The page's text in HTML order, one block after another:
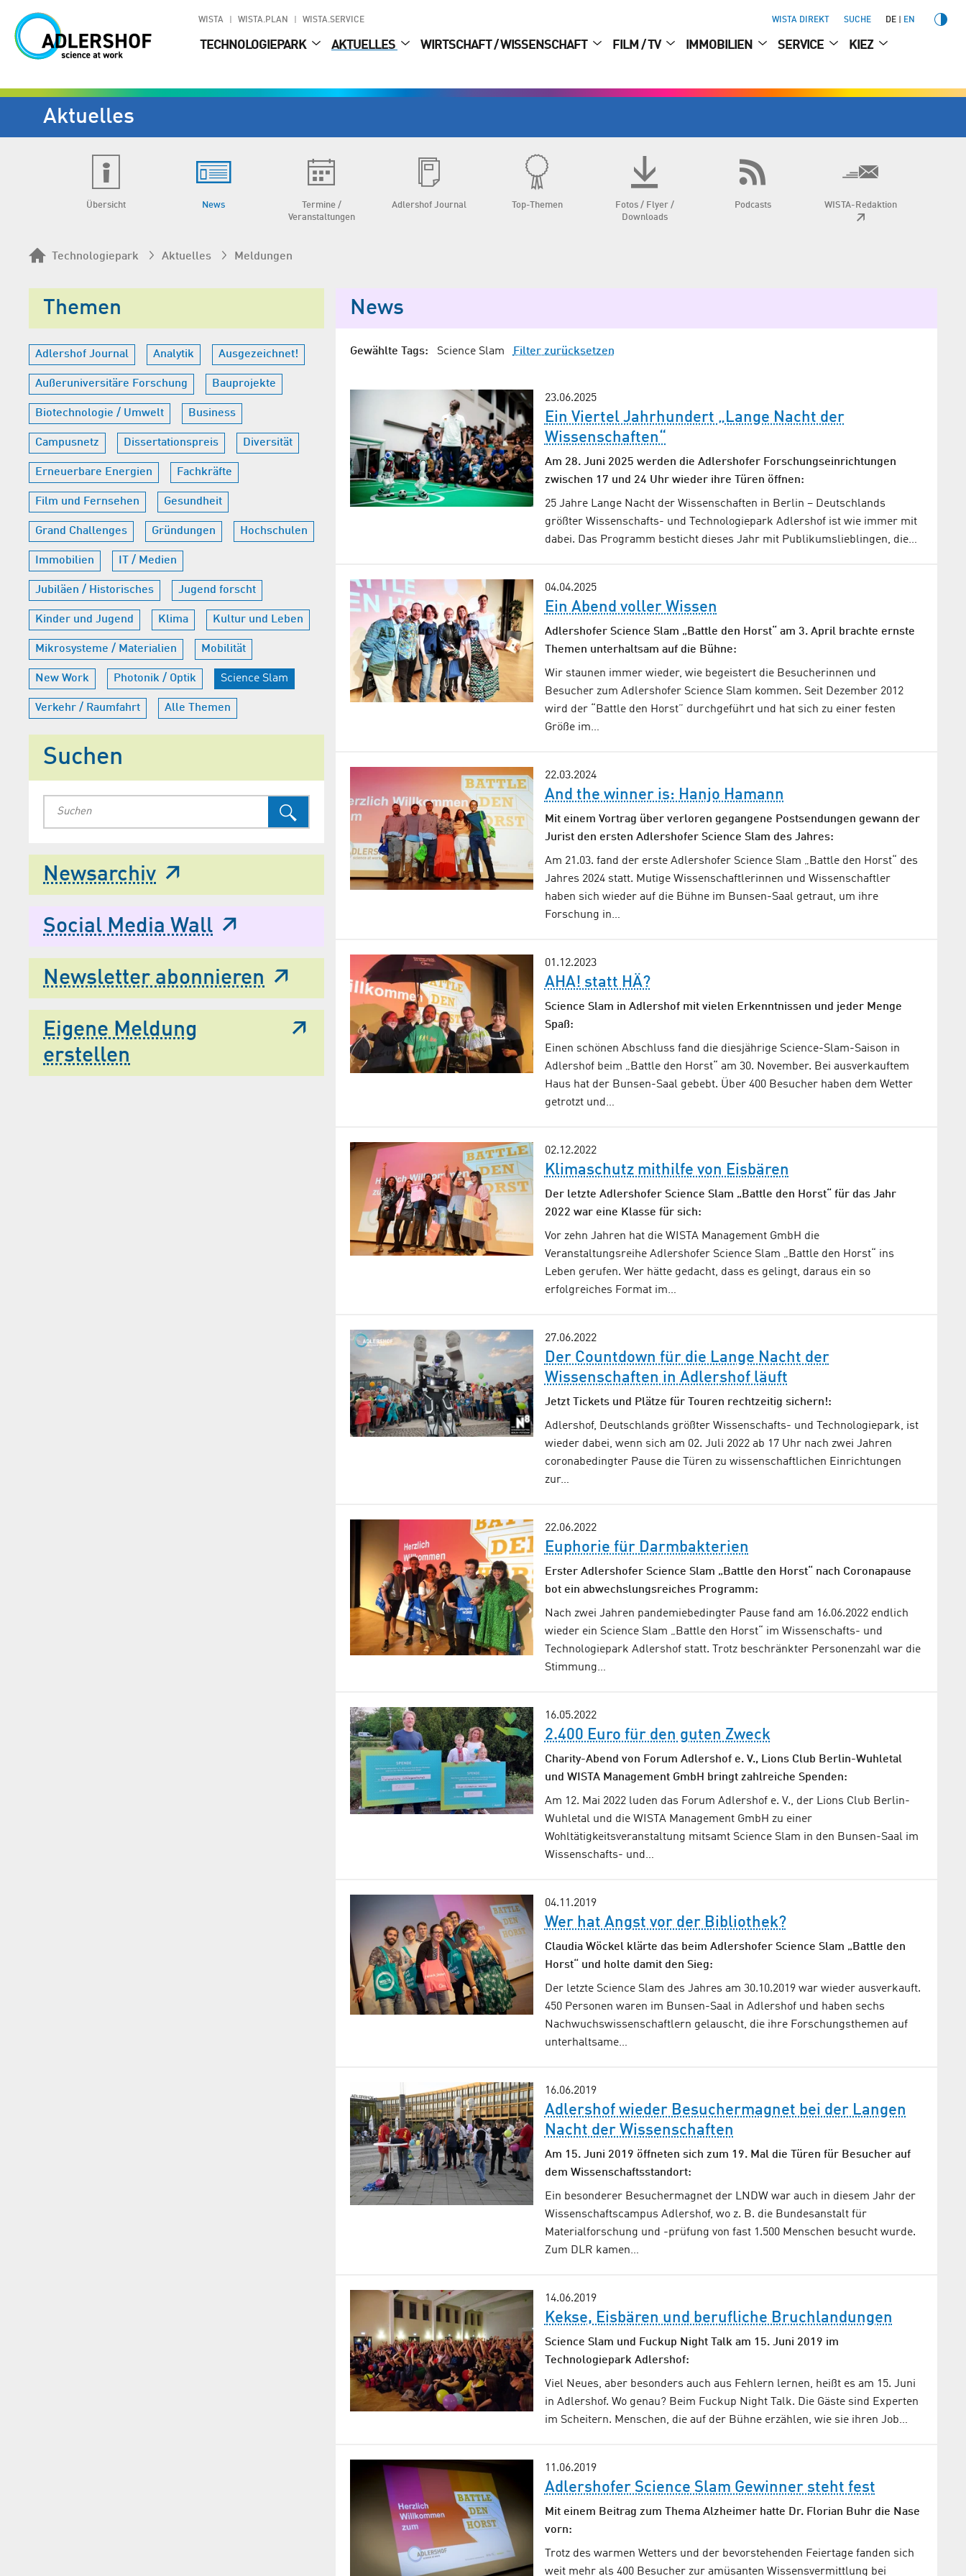
WISTA WISTA.PLAN WISTA.SERVICE WISTA DIREKT SUCHE DE EN
TECHNOLOGIEPARK AKTUELLES WIRTSCHAFT / WISSENSCHAFT FILM / TV IMMOBILIEN SERVICE KIEZ
Aktuelles
Übersicht News
Termine /
Veranstaltungen
Adlershof Journal Top-Themen
Fotos / Flyer /
Downloads
Podcasts WISTA-Redaktion
Technologiepark Aktuelles Meldungen
Themen
Adlershof Journal Analytik Ausgezeichnet!
Außeruniversitäre Forschung Bauprojekte
Biotechnologie / Umwelt Business
Campusnetz Dissertationspreis Diversität
Erneuerbare Energien Fachkräfte
Film und Fernsehen Gesundheit
Grand Challenges Gründungen Hochschulen
Immobilien IT / Medien
Jubiläen / Historisches Jugend forscht
Kinder und Jugend Klima Kultur und Leben
Mikrosysteme / Materialien Mobilität
New Work Photonik / Optik Science Slam
Verkehr / Raumfahrt Alle Themen
Suchen
Newsarchiv
Social Media Wall
Newsletter abonnieren
Eigene Meldung
erstellen
News
Gewählte Tags: Science Slam Filter zurücksetzen
23.06.2025
Ein Viertel Jahrhundert „Lange Nacht der
Wissenschaften“
Am 28. Juni 2025 werden die Adlershofer Forschungs­einrich­tungen
zwischen 17 und 24 Uhr wieder ihre Türen öffnen:
25 Jahre Lange Nacht der Wissenschaften in Berlin – Deutschlands
größter Wissenschafts- und Technologiepark Adlershof ist wie immer mit
dabei. Das Programm besticht dieses Jahr mit Publikumslieblingen, die…
04.04.2025
Ein Abend voller Wissen
Adlershofer Science Slam „Battle den Horst“ am 3. April brachte ernste
Themen unterhaltsam auf die Bühne:
Wir staunen immer wieder, wie begeistert die Besucherinnen und
Besucher zum Adlershofer Science Slam kommen. Seit Dezember 2012
wird der “Battle den Horst” durchgeführt und hat sich zu einer festen
Größe im…
22.03.2024
And the winner is: Hanjo Hamann
Mit einem Vortrag über verloren gegangene Postsendungen gewann der
Jurist den ersten Adlershofer Science Slam des Jahres:
Am 21.03. fand der erste Adlershofer Science Slam „Battle den Horst“ des
Jahres 2024 statt. Mutige Wissenschaftlerinnen und Wissenschaftler
haben sich wieder auf die Bühne im Bunsen-Saal getraut, um ihre
Forschung in…
01.12.2023
AHA! statt HÄ?
Science Slam in Adlershof mit vielen Erkenntnissen und jeder Menge
Spaß:
Einen schönen Abschluss fand die diesjährige Science-Slam-Saison in
Adlershof beim „Battle den Horst“ am 30. November. Bei ausverkauftem
Haus hat der Bunsen-Saal gebebt. Über 400 Besucher haben dem Wetter
getrotzt und…
02.12.2022
Klimaschutz mithilfe von Eisbären
Der letzte Adlershofer Science Slam „Battle den Horst“ für das Jahr
2022 war eine Klasse für sich:
Vor zehn Jahren hat die WISTA Management GmbH die
Veranstaltungsreihe Adlershofer Science Slam „Battle den Horst“ ins
Leben gerufen. Wer hätte gedacht, dass es gelingt, daraus ein so
erfolgreiches Format im…
27.06.2022
Der Countdown für die Lange Nacht der
Wissenschaften in Adlershof läuft
Jetzt Tickets und Plätze für Touren rechtzeitig sichern!:
Adlershof, Deutschlands größter Wissenschafts- und Technologiepark, ist
wieder dabei, wenn sich am 02. Juli 2022 ab 17 Uhr nach zwei Jahren
coronabedingter Pause die Türen zu wissenschaftlichen Einrichtungen
zur…
22.06.2022
Euphorie für Darmbakterien
Erster Adlershofer Science Slam „Battle den Horst“ nach Coronapause
bot ein abwechslungsreiches Programm:
Nach zwei Jahren pandemiebedingter Pause fand am 16.06.2022 endlich
wieder ein Science Slam „Battle den Horst“ im Wissenschafts- und
Technologiepark Adlershof statt. Trotz beschränkter Personenzahl war die
Stimmung…
16.05.2022
2.400 Euro für den guten Zweck
Charity-Abend von Forum Adlershof e. V., Lions Club Berlin-Wuhletal
und WISTA Management GmbH bringt zahlreiche Spenden:
Am 12. Mai 2022 luden das Forum Adlershof e. V., der Lions Club Berlin-
Wuhletal und die WISTA Management GmbH zu einer
Wohltätigkeitsveranstaltung mitsamt Science Slam in den Bunsen-Saal im
Wissenschafts- und…
04.11.2019
Wer hat Angst vor der Bibliothek?
Claudia Wöckel klärte das beim Adlershofer Science Slam „Battle den
Horst“ und holte damit den Sieg:
Der letzte Science Slam des Jahres am 30.10.2019 war wieder ausverkauft.
450 Personen waren im Bunsen-Saal in Adlershof und haben sechs
Nachwuchswissenschaftlern gelauscht, die ihre Forschungsthemen auf
unterhaltsame…
16.06.2019
Adlershof wieder Besuchermagnet bei der Langen
Nacht der Wissenschaften
Am 15. Juni 2019 öffneten sich zum 19. Mal die Türen für Besucher auf
dem Wissenschaftsstandort:
Ein besonderer Besuchermagnet der LNDW war auch in diesem Jahr der
Wissenschaftscampus Adlershof, wo z. B. die Bundesanstalt für
Materialforschung und -prüfung von fast 1.500 Menschen besucht wurde.
Zum DLR kamen…
14.06.2019
Kekse, Eisbären und berufliche Bruchlandungen
Science Slam und Fuckup Night Talk am 15. Juni 2019 im
Technologiepark Adlershof:
Viel Neues, aber besonders auch aus Fehlern lernen, heißt es am 15. Juni
in Adlershof. Wo genau? Beim Fuckup Night Talk. Die Gäste sind Experten
im Scheitern. Menschen, die auf der Bühne erzählen, wie sie ihren Job…
11.06.2019
Adlershofer Science Slam Gewinner steht fest
Mit einem Beitrag zum Thema Alzheimer hatte Dr. Florian Buhr die Nase
vorn:
Trotz des warmen Wetters und der bevorstehenden Feiertage fanden sich
weit mehr als 400 Besucher zur amüsanten Wissensvermittlung bei